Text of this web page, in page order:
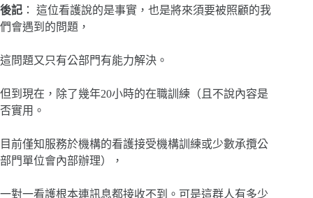
後記 ： 這位看護說的是事實，也是將來須要被照顧的我
們會遇到的問題，
這問題又只有公部門有能力解決。
但到現在，除了幾年20小時的在職訓練（且不說內容是
否實用。
目前僅知服務於機構的看護接受機構訓練或少數承攬公
部門單位會內部辦理），
一對一看護根本連訊息都接收不到。可是這群人有多少